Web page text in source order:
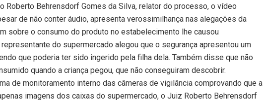
Roberto Behrensdorf Gomes da Silva, relator do processo, o vídeo
de não conter áudio, apresenta verossimilhança nas alegações da
sobre o consumo do produto no estabelecimento lhe causou
do supermercado alegou que o segurança apresentou um
que poderia ter sido ingerido pela filha dela. Também disse que não
quando a criança pegou, que não conseguiram descobrir.
de monitoramento interno das câmeras de vigilância comprovando que a
imagens dos caixas do supermercado, o Juiz Roberto Behrensdorf